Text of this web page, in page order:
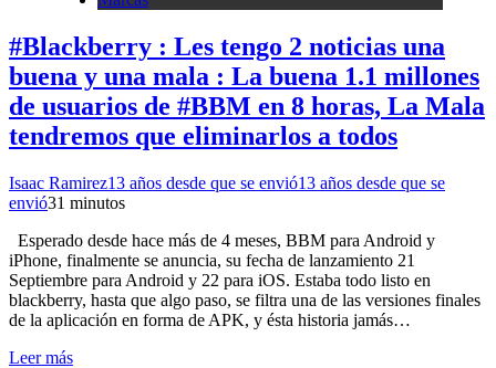
#Blackberry : Les tengo 2 noticias una
buena y una mala : La buena 1.1 millones
de usuarios de #BBM en 8 horas, La Mala
tendremos que eliminarlos a todos
Isaac Ramirez13 años desde que se envió13 años desde que se
envió31 minutos
Esperado desde hace más de 4 meses, BBM para Android y
iPhone, finalmente se anuncia, su fecha de lanzamiento 21
Septiembre para Android y 22 para iOS. Estaba todo listo en
blackberry, hasta que algo paso, se filtra una de las versiones finales
de la aplicación en forma de APK, y ésta historia jamás…
Leer más